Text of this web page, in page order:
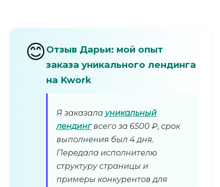
😊Отзыв Дарьи: мой опыт
заказа уникального лендинга
на Kwork
Я заказала уникальный
лендингвсего за 6500 ₽, срок
выполнения был 4 дня.
Передала исполнителю
структуру страницы и
примеры конкурентов для